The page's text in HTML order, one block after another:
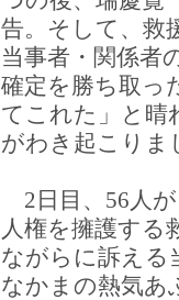
告。そして、救
当事者・関係者
確定を勝ち取っ
てこれた」と晴
がわき起こりま
2日目、56人
人権を擁護する
ながらに訴える
なかまの熱気あ